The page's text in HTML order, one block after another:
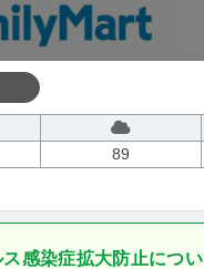
89
感染症拡大防止につ